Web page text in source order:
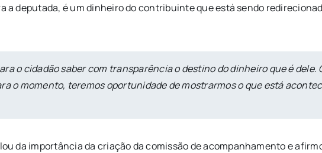
a deputada, é um dinheiro do contribuinte que está sendo
o cidadão saber com transparência o destino do dinheiro que é
o momento, teremos oportunidade de mostrarmos o que está
da importância da criação da comissão de acompanhamento e